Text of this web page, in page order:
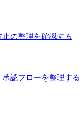
の整理を確認する
認フローを整理する